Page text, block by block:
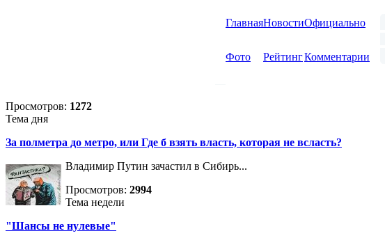
ГлавнаяНовостиОфициально
Фото РейтингКомментарии
Просмотров: 1272
Тема дня
За полметра до метро, или Где б взять власть, которая не всласть?
Владимир Путин зачастил в Сибирь...
Просмотров: 2994
Тема недели
"Шансы не нулевые"